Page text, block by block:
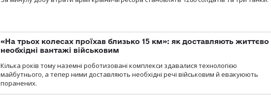
«На трьох колесах проїхав близько 15 км»: як доставляють життєво
необхідні вантажі військовим
Кілька років тому наземні роботизовані комплекси здавалися технологією
майбутнього, а тепер ними доставляють необхідні речі військовим й евакуюють
поранених.